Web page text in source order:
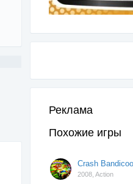
Реклама
Похожие игры
Crash
2008,Action